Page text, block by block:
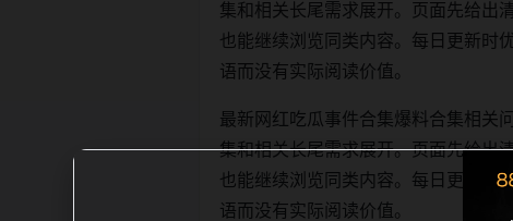
集和相关长尾需求展开。页面先给出
也能继续浏览同类内容。每日更新时
语而没有实际阅读价值。
最新网红吃瓜事件合集爆料合集相关
集和相关长尾需求展开。页面先给出
也能继续浏览同类内容。每日更新时
语而没有实际阅读价值。